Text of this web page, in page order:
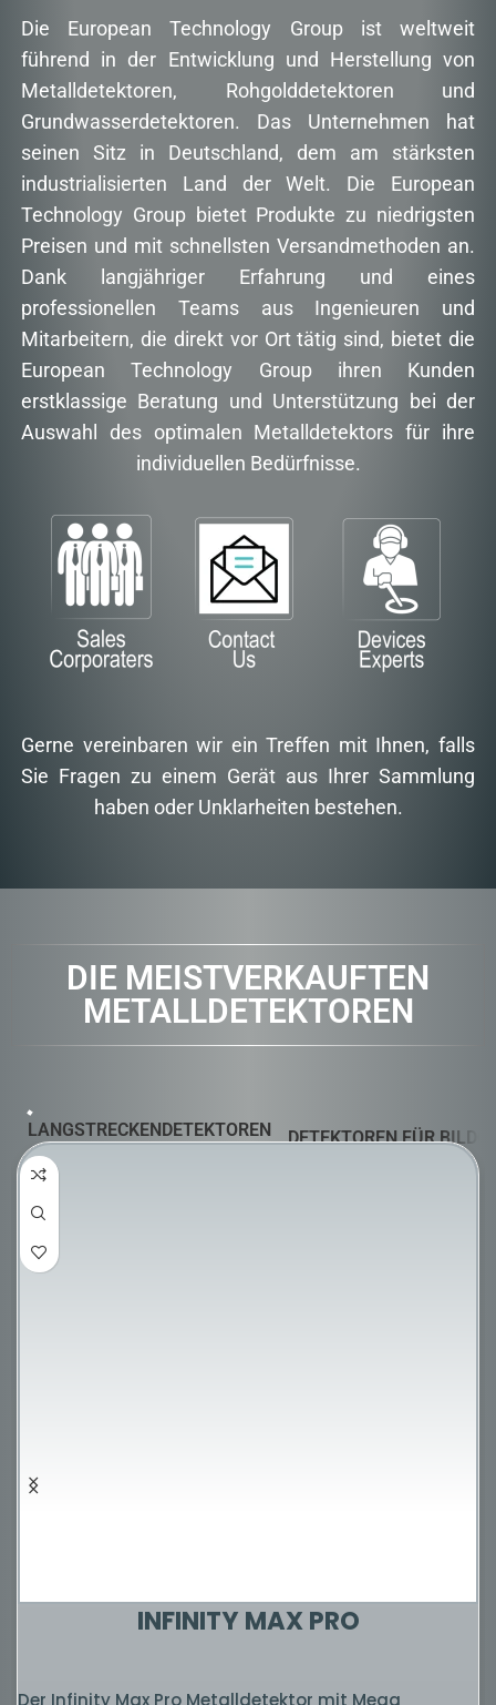
Die European Technology Group ist weltweit
führend in der Entwicklung und Herstellung von
Metalldetektoren, Rohgolddetektoren und
Grundwasserdetektoren. Das Unternehmen hat
seinen Sitz in Deutschland, dem am stärksten
industrialisierten Land der Welt. Die European
Technology Group bietet Produkte zu niedrigsten
Preisen und mit schnellsten Versandmethoden an.
Dank langjähriger Erfahrung und eines
professionellen Teams aus Ingenieuren und
Mitarbeitern, die direkt vor Ort tätig sind, bietet die
European Technology Group ihren Kunden
erstklassige Beratung und Unterstützung bei der
Auswahl des optimalen Metalldetektors für ihre
individuellen Bedürfnisse.
Gerne vereinbaren wir ein Treffen mit Ihnen, falls
Sie Fragen zu einem Gerät aus Ihrer Sammlung
haben oder Unklarheiten bestehen.
DIE MEISTVERKAUFTEN
METALLDETEKTOREN
LANGSTRECKENDETEKTOREN DETEKTOREN FÜR
INFINITY MAX PRO
Der Infinity Max Pro Metalldetektor mit Mega